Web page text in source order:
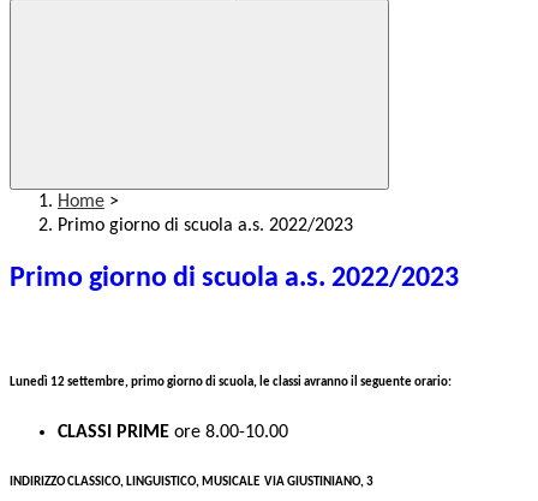
Home >
Primo giorno di scuola a.s. 2022/2023
Primo giorno di scuola a.s. 2022/2023
Lunedì 12 settembre, primo giorno di scuola, le classi avranno il seguente orario:
CLASSI PRIME ore 8.00-10.00
INDIRIZZO CLASSICO, LINGUISTICO, MUSICALE VIA GIUSTINIANO, 3